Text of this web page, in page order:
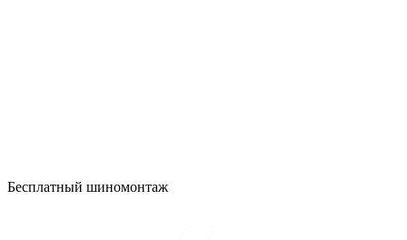
Бесплатный шиномонтаж